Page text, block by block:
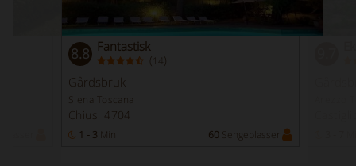
8.8 Fantastisk
( 14 )
Gårdsbruk
Siena Toscana
Chiusi 4704
1 - 3 Min 60 Sengeplasser